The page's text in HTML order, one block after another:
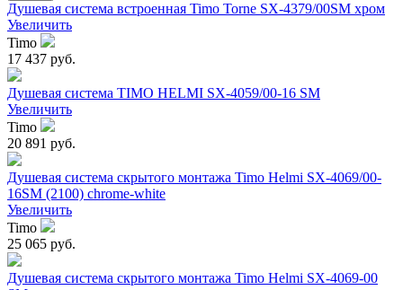
Душевая система встроенная Timo Torne SX-4379/00SM хром
Увеличить
Timo
17 437 руб.
Душевая система TIMO HELMI SX-4059/00-16 SM
Увеличить
Timo
20 891 руб.
Душевая система скрытого монтажа Timo Helmi SX-4069/00-
16SM (2100) chrome-white
Увеличить
Timo
25 065 руб.
Душевая система скрытого монтажа Timo Helmi SX-4069-00